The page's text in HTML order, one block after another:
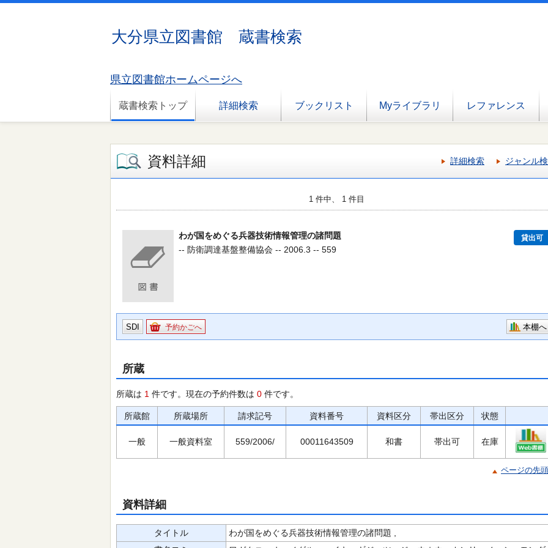
大分県立図書館 蔵書検索
県立図書館ホームページへ
蔵書検索トップ 詳細検索 ブックリスト Myライブラリ レファレンス
資料詳細 詳細検索 ジャンル
1 件中、 1 件目
わが国をめぐる兵器技術情報管理の諸問題 貸出可
-- 防衛調達基盤整備協会 -- 2006.3 -- 559
SDI 予約かごへ 本棚へ
所蔵
所蔵は 1 件です。現在の予約件数は 0 件です。
所蔵館 所蔵場所 請求記号 資料番号 資料区分 帯出区分 状態
一般 一般資料室 559/2006/ 00011643509 和書 帯出可 在庫
ページの先
資料詳細
タイトル
わが国をめぐる兵器技術情報管理の諸問題 ,